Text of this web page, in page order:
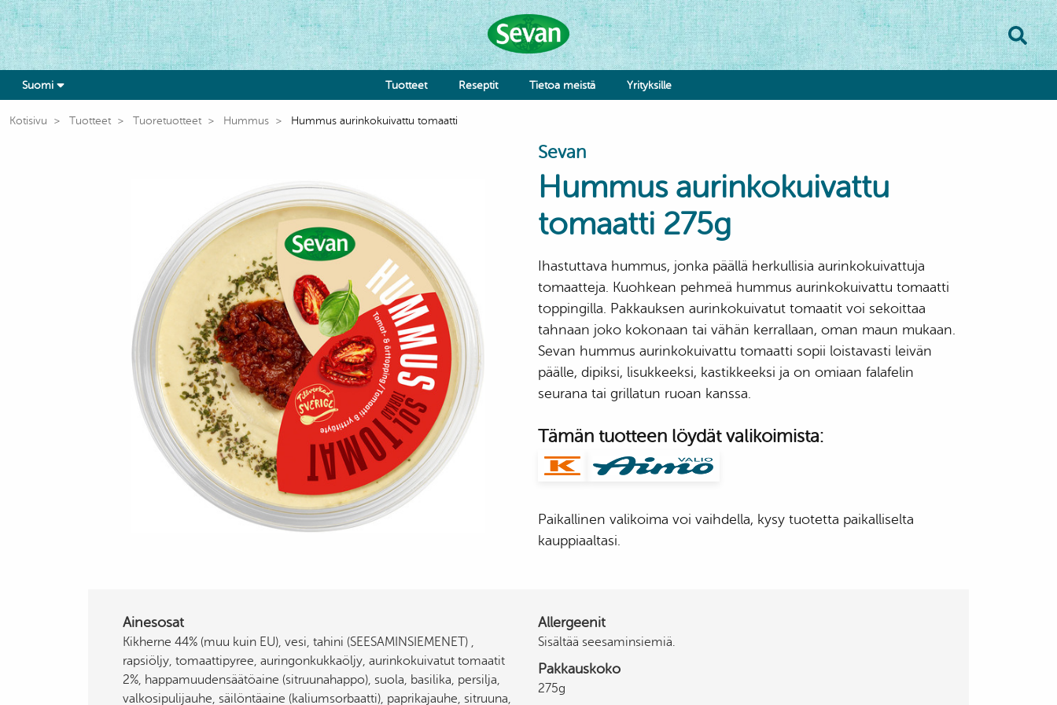
Suomi Tuotteet
Maustaminen
Taikinat
Vihannekset
Falafel & Burgerit
Pavut & Linssit
Siemenet
Mausteet ja Maustaminen
Pasta
Riisi
Bulgur ja hiutaleet
Säilykkeet
Makeat & Leivonta
Jauhot
Reseptit Tietoa meistä
Kuluttajapalvelu
Yrityksille
Kotisivu Tuotteet Tuoretuotteet Hummus Hummus aurinkokuivattu tomaatti
Sevan
Hummus aurinkokuivattu
tomaatti 275g
Ihastuttava hummus, jonka päällä herkullisia aurinkokuivattuja
tomaatteja. Kuohkean pehmeä hummus aurinkokuivattu tomaatti
toppingilla. Pakkauksen aurinkokuivatut tomaatit voi sekoittaa
tahnaan joko kokonaan tai vähän kerrallaan, oman maun mukaan.
Sevan hummus aurinkokuivattu tomaatti sopii loistavasti leivän
päälle, dipiksi, lisukkeeksi, kastikkeeksi ja on omiaan falafelin
seurana tai grillatun ruoan kanssa.
Tämän tuotteen löydät valikoimista:
Paikallinen valikoima voi vaihdella, kysy tuotetta paikalliselta
kauppiaaltasi.
Ainesosat
Kikherne 44% (muu kuin EU), vesi, tahini (SEESAMINSIEMENET) ,
rapsiöljy, tomaattipyree, auringonkukkaöljy, aurinkokuivatut tomaatit
2%, happamuudensäätöaine (sitruunahappo), suola, basilika, persilja,
valkosipulijauhe, säilöntäaine (kaliumsorbaatti), paprikajauhe, sitruuna,
Allergeenit
Sisältää seesaminsiemiä.
Pakkauskoko
275g